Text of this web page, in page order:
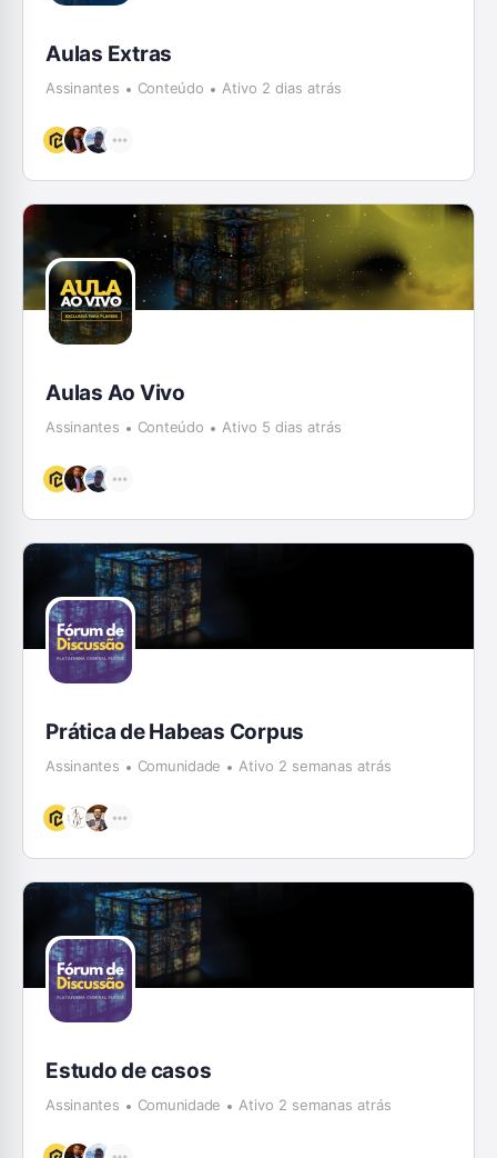
Aulas Extras
Assinantes Conteúdo Ativo 2 dias atrás
Aulas Ao Vivo
Assinantes Conteúdo Ativo 5 dias atrás
Prática de Habeas Corpus
Assinantes Comunidade Ativo 2 semanas atrás
Estudo de casos
Assinantes Comunidade Ativo 2 semanas atrás